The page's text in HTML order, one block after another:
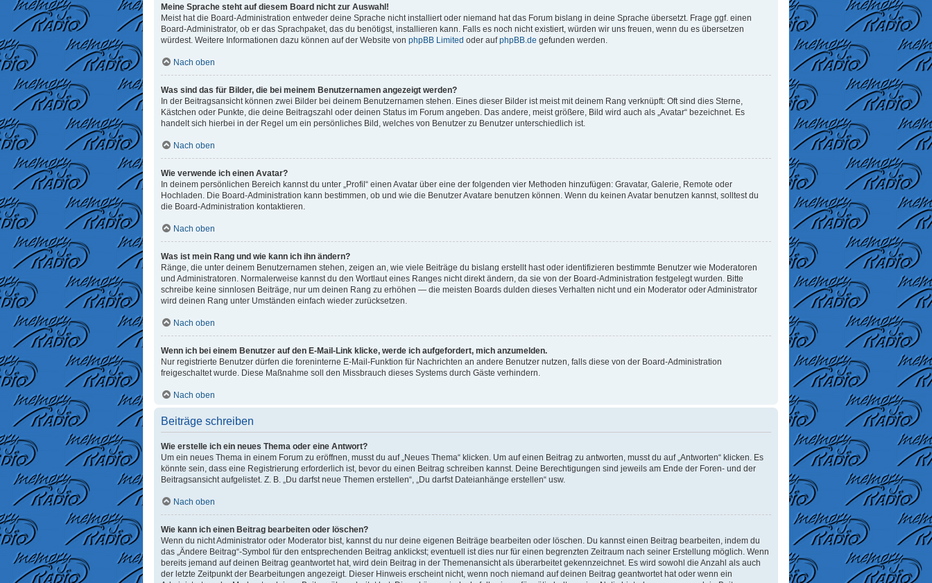
Meine Sprache steht auf diesem Board nicht zur Auswahl!
Meist hat die Board-Administration entweder deine Sprache nicht installiert oder niemand hat das Forum bislang in deine Sprache übersetzt. Frage ggf. einen
Board-Administrator, ob er das Sprachpaket, das du benötigst, installieren kann. Falls es noch nicht existiert, würden wir uns freuen, wenn du es übersetzen
würdest. Weitere Informationen dazu können auf der Website von phpBB Limited oder aufphpBB.de gefunden werden.
Nach oben
Was sind das für Bilder, die bei meinem Benutzernamen angezeigt werden?
In der Beitragsansicht können zwei Bilder bei deinem Benutzernamen stehen. Eines dieser Bilder ist meist mit deinem Rang verknüpft: Oft sind dies Sterne,
Kästchen oder Punkte, die deine Beitragszahl oder deinen Status im Forum angeben. Das andere, meist größere, Bild wird auch als „Avatar“ bezeichnet. Es
handelt sich hierbei in der Regel um ein persönliches Bild, welches von Benutzer zu Benutzer unterschiedlich ist.
Nach oben
Wie verwende ich einen Avatar?
In deinem persönlichen Bereich kannst du unter „Profil“ einen Avatar über eine der folgenden vier Methoden hinzufügen: Gravatar, Galerie, Remote oder
Hochladen. Die Board-Administration kann bestimmen, ob und wie die Benutzer Avatare benutzen können. Wenn du keinen Avatar benutzen kannst, solltest du
die Board-Administration kontaktieren.
Nach oben
Was ist mein Rang und wie kann ich ihn ändern?
Ränge, die unter deinem Benutzernamen stehen, zeigen an, wie viele Beiträge du bislang erstellt hast oder identifizieren bestimmte Benutzer wie Moderatoren
und Administratoren. Normalerweise kannst du den Wortlaut eines Ranges nicht direkt ändern, da sie von der Board-Administration festgelegt wurden. Bitte
schreibe keine sinnlosen Beiträge, nur um deinen Rang zu erhöhen — die meisten Boards dulden dieses Verhalten nicht und ein Moderator oder Administrator
wird deinen Rang unter Umständen einfach wieder zurücksetzen.
Nach oben
Wenn ich bei einem Benutzer auf den E-Mail-Link klicke, werde ich aufgefordert, mich anzumelden.
Nur registrierte Benutzer dürfen die foreninterne E-Mail-Funktion für Nachrichten an andere Benutzer nutzen, falls diese von der Board-Administration
freigeschaltet wurde. Diese Maßnahme soll den Missbrauch dieses Systems durch Gäste verhindern.
Nach oben
Beiträge schreiben
Wie erstelle ich ein neues Thema oder eine Antwort?
Um ein neues Thema in einem Forum zu eröffnen, musst du auf „Neues Thema“ klicken. Um auf einen Beitrag zu antworten, musst du auf „Antworten“ klicken. Es
könnte sein, dass eine Registrierung erforderlich ist, bevor du einen Beitrag schreiben kannst. Deine Berechtigungen sind jeweils am Ende der Foren- und der
Beitragsansicht aufgelistet. Z. B. „Du darfst neue Themen erstellen“, „Du darfst Dateianhänge erstellen“ usw.
Nach oben
Wie kann ich einen Beitrag bearbeiten oder löschen?
Wenn du nicht Administrator oder Moderator bist, kannst du nur deine eigenen Beiträge bearbeiten oder löschen. Du kannst einen Beitrag bearbeiten, indem du
das „Ändere Beitrag“-Symbol für den entsprechenden Beitrag anklickst; eventuell ist dies nur für einen begrenzten Zeitraum nach seiner Erstellung möglich. Wenn
bereits jemand auf deinen Beitrag geantwortet hat, wird dein Beitrag in der Themenansicht als überarbeitet gekennzeichnet. Es wird sowohl die Anzahl als auch
der letzte Zeitpunkt der Bearbeitungen angezeigt. Dieser Hinweis erscheint nicht, wenn noch niemand auf deinen Beitrag geantwortet hat oder wenn ein